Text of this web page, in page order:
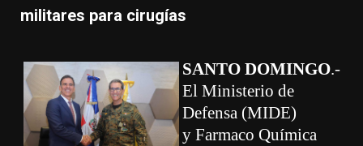
militares para cirugías
SANTO DOMINGO.-
El Ministerio de
Defensa (MIDE)
y Farmaco Química